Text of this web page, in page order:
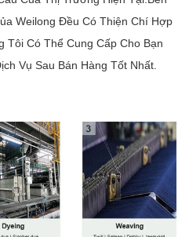
Weilong Đều Có Thiện Chí Hợp
Tôi Có Thể Cung Cấp Cho Bạn
Vụ Sau Bán Hàng Tốt Nhất.